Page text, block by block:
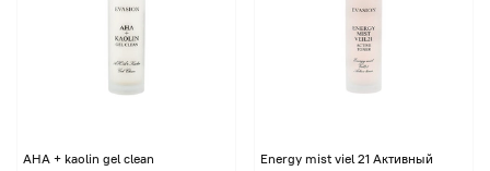
AHA + kaolin gel clean
Energy mist viel 21 Активный